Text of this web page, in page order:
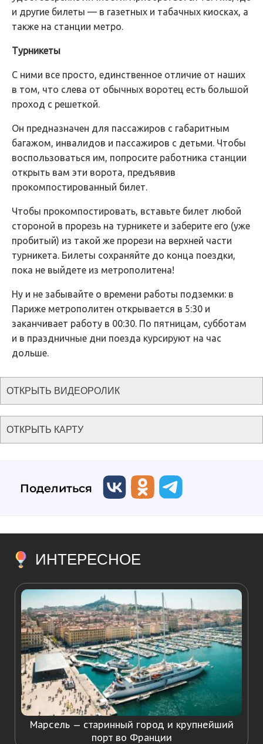
и другие билеты — в газетных и табачных киосках, а
также на станции метро.
Турникеты
С ними все просто, единственное отличие от наших
в том, что слева от обычных воротец есть большой
проход с решеткой.
Он предназначен для пассажиров с габаритным
багажом, инвалидов и пассажиров с детьми. Чтобы
воспользоваться им, попросите работника станции
открыть вам эти ворота, предъявив
прокомпостированный билет.
Чтобы прокомпостировать, вставьте билет любой
стороной в прорезь на турникете и заберите его (уже
пробитый) из такой же прорези на верхней части
турникета. Билеты сохраняйте до конца поездки,
пока не выйдете из метрополитена!
Ну и не забывайте о времени работы подземки: в
Париже метрополитен открывается в 5:30 и
заканчивает работу в 00:30. По пятницам, субботам
и в праздничные дни поезда курсируют на час
дольше.
ОТКРЫТЬ ВИДЕОРОЛИК
ОТКРЫТЬ КАРТУ
Поделиться
ИНТЕРЕСНОЕ
Марсель — старинный город и крупнейший
порт во Франции